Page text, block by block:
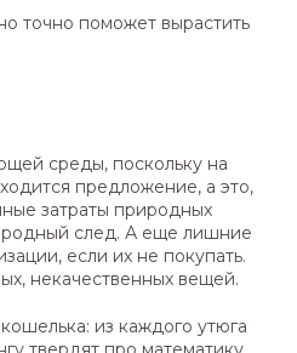
точно поможет вырастить
среды, поскольку на
предложение, а это,
затраты природных
след. А еще лишние
если их не покупать.
некачественных вещей.
из каждого утюга